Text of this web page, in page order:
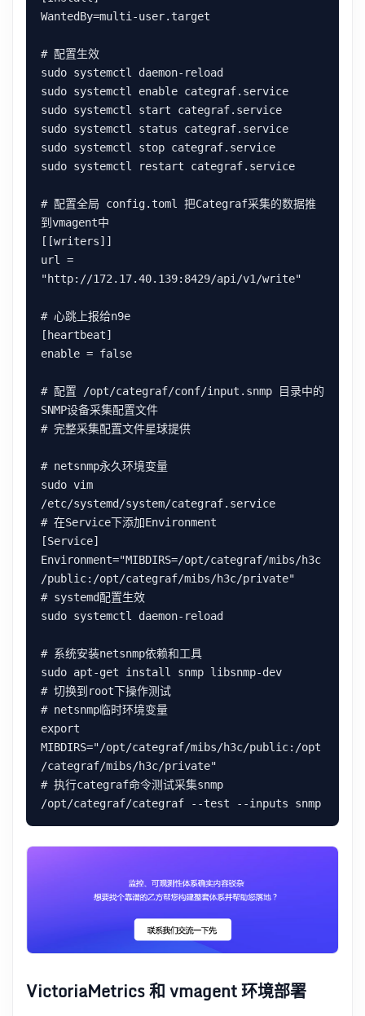
WantedBy=multi-user.target
# 配置生效
sudo systemctl daemon-reload
sudo systemctl enable categraf.service
sudo systemctl start categraf.service
sudo systemctl status categraf.service
sudo systemctl stop categraf.service
sudo systemctl restart categraf.service
# 配置全局 config.toml 把Categraf采集的数据推
到vmagent中
[[writers]]
url =
"http://172.17.40.139:8429/api/v1/write"
# 心跳上报给n9e
[heartbeat]
enable = false
# 配置 /opt/categraf/conf/input.snmp 目录中的
SNMP设备采集配置文件
# 完整采集配置文件星球提供
# netsnmp永久环境变量
sudo vim
/etc/systemd/system/categraf.service
# 在Service下添加Environment
[Service]
Environment="MIBDIRS=/opt/categraf/mibs/h3c
/public:/opt/categraf/mibs/h3c/private"
# systemd配置生效
sudo systemctl daemon-reload
# 系统安装netsnmp依赖和工具
sudo apt-get install snmp libsnmp-dev
# 切换到root下操作测试
# netsnmp临时环境变量
export
MIBDIRS="/opt/categraf/mibs/h3c/public:/opt
/categraf/mibs/h3c/private"
# 执行categraf命令测试采集snmp
VictoriaMetrics 和 vmagent 环境部署